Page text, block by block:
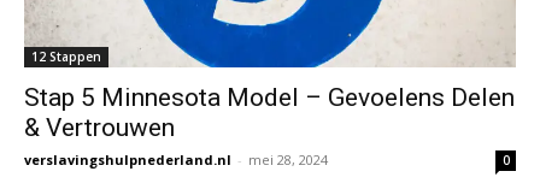
12 Stappen
Stap 5 Minnesota Model – Gevoelens Delen
& Vertrouwen
verslavingshulpnederland.nl - mei 28, 2024 0